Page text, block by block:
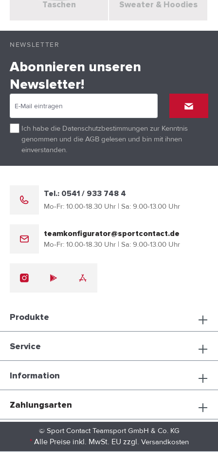
Taschen Sweater & Hoodies
NEWSLETTER
Abonnieren unseren
Newsletter!
Ich habe die Datenschutzbestimmungen zur Kenntnis
genommen und die AGB gelesen und bin mit ihnen
einverstanden.
Tel.: 0541 / 933 748 4
Mo-Fr: 10.00-18.30 Uhr | Sa: 9.00-13.00 Uhr
teamkonfigurator@sportcontact.de
Mo-Fr: 10.00-18.30 Uhr | Sa: 9.00-13.00 Uhr
Produkte
Service
Information
Zahlungsarten
© Sport Contact Teamsport GmbH & Co. KG
*Alle Preise inkl. MwSt. EU zzgl. Versandkosten